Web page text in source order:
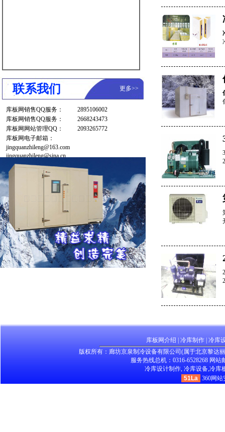
联系我们 更多>>
库板网销售QQ服务：
2895106002
库板网销售QQ服务：
2668243473
库板网网站管理QQ：
2093265772
库板网电子邮箱：
jingquanzhileng@163.com
jingquanzhileng@sina.cn
库板网介绍 冷库制作| 冷库
版权所有：廊坊京泉制冷设备有限公司(属于北京黎达
服务热线总机：0316-6528268 网站
冷库设计制作, 冷库设备,冷库
51La
360网站